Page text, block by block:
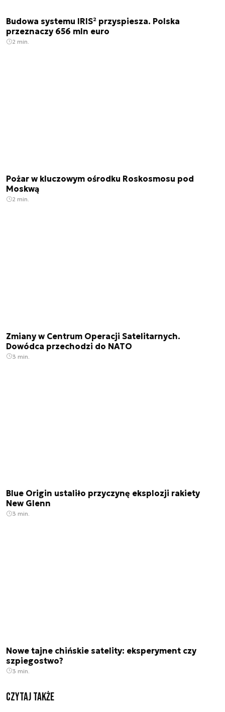
Budowa systemu IRIS² przyspiesza. Polska
przeznaczy 656 mln euro
2 min.
Pożar w kluczowym ośrodku Roskosmosu pod
Moskwą
2 min.
Zmiany w Centrum Operacji Satelitarnych.
Dowódca przechodzi do NATO
3 min.
Blue Origin ustaliło przyczynę eksplozji rakiety
New Glenn
3 min.
Nowe tajne chińskie satelity: eksperyment czy
szpiegostwo?
3 min.
Czytaj także